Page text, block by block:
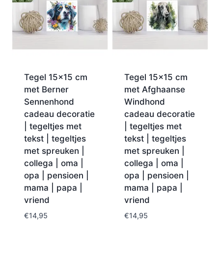
Tegel 15×15 cm
met Berner
Sennenhond
cadeau decoratie
| tegeltjes met
tekst | tegeltjes
met spreuken |
collega | oma |
opa | pensioen |
mama | papa |
vriend
€14,95
Tegel 15×15 cm
met Afghaanse
Windhond
cadeau decoratie
| tegeltjes met
tekst | tegeltjes
met spreuken |
collega | oma |
opa | pensioen |
mama | papa |
vriend
€14,95